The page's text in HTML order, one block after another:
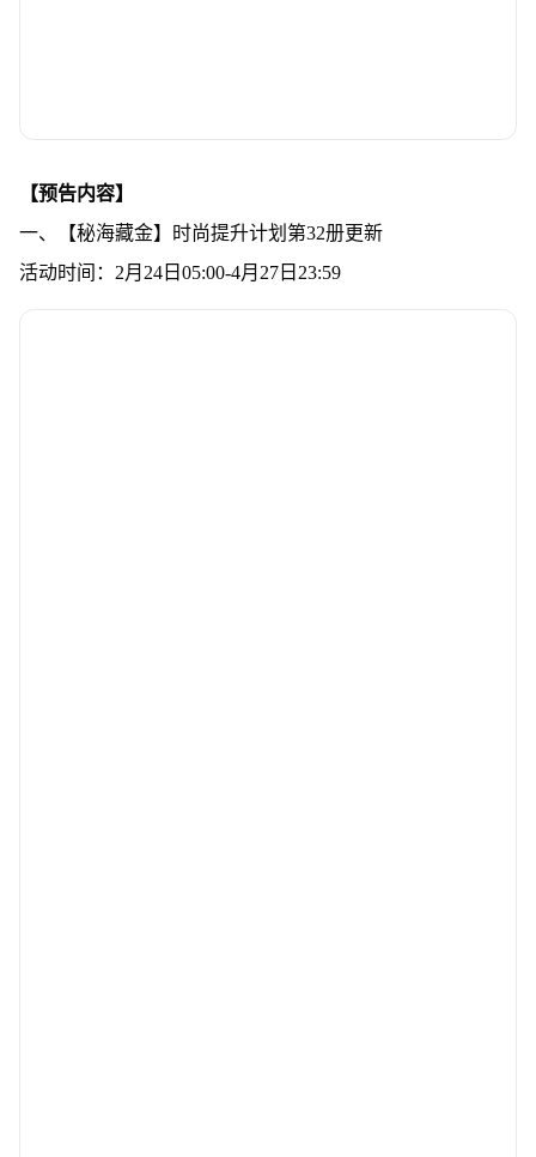
【预告内容】
一、【秘海藏金】时尚提升计划第32册更新
活动时间：2月24日05:00-4月27日23:59